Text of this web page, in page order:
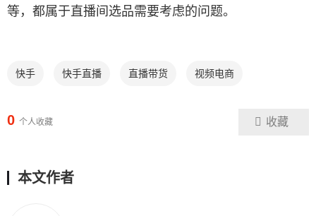
等，都属于直播间选品需要考虑的问题。
快手 快手直播 直播带货 视频电商
0 个人收藏 收藏
本文作者